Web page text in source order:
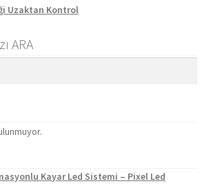
Uzaktan Kontrol
ARA
Kayar Led Sistemi – Pixel Led